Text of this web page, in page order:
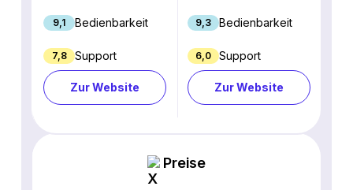
9,1 Bedienbarkeit
7,8 Support
Zur Website
9,3 Bedienbarkeit
6,0 Support
Zur Website
Preise